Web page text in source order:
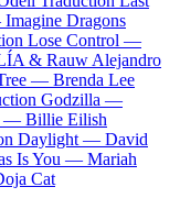
Imagine Dragons
Lose Control —
& Rauw Alejandro
— Brenda Lee
Godzilla —
— Billie Eilish
Daylight — David
Is You — Mariah
Cat